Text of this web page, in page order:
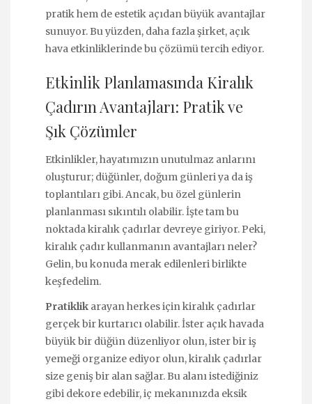
pratik hem de estetik açıdan büyük avantajlar
sunuyor. Bu yüzden, daha fazla şirket, açık
hava etkinliklerinde bu çözümü tercih ediyor.
Etkinlik Planlamasında Kiralık
Çadırın Avantajları: Pratik ve
Şık Çözümler
Etkinlikler, hayatımızın unutulmaz anlarını
oluşturur; düğünler, doğum günleri ya da iş
toplantıları gibi. Ancak, bu özel günlerin
planlanması sıkıntılı olabilir. İşte tam bu
noktada kiralık çadırlar devreye giriyor. Peki,
kiralık çadır kullanmanın avantajları neler?
Gelin, bu konuda merak edilenleri birlikte
keşfedelim.
Pratiklik arayan herkes için kiralık çadırlar
gerçek bir kurtarıcı olabilir. İster açık havada
büyük bir düğün düzenliyor olun, ister bir iş
yemeği organize ediyor olun, kiralık çadırlar
size geniş bir alan sağlar. Bu alanı istediğiniz
gibi dekore edebilir, iç mekanınızda eksik